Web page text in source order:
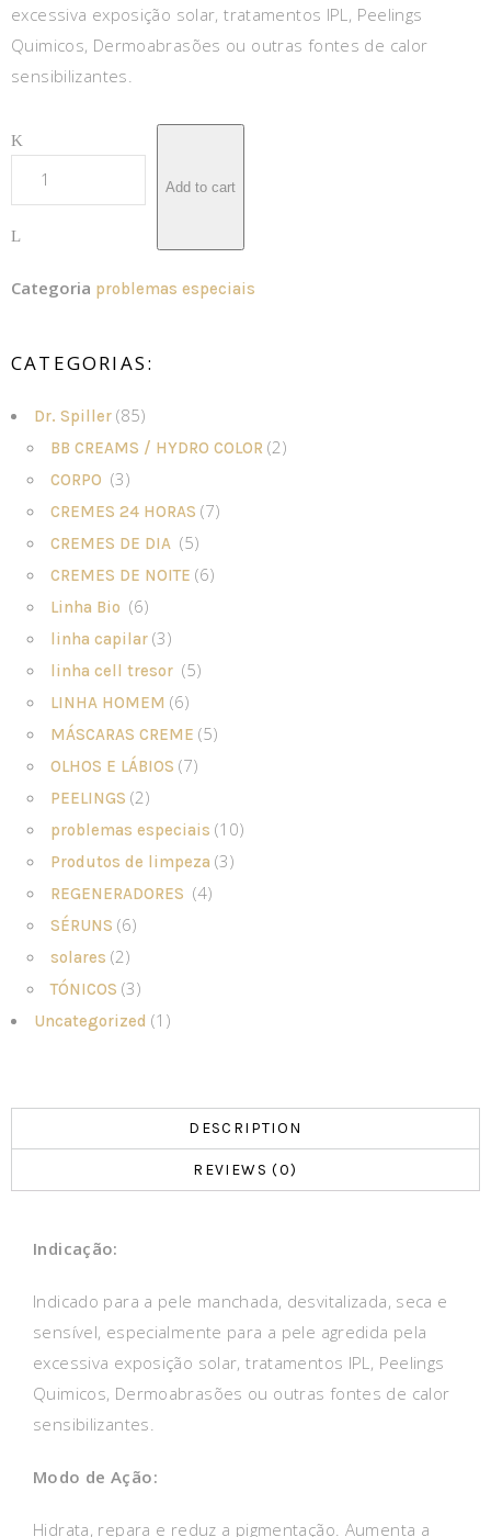
excessiva exposição solar, tratamentos IPL, Peelings
Quimicos, Dermoabrasões ou outras fontes de calor
sensibilizantes.
Add to cart
Categoria problemas especiais
CATEGORIAS:
Dr. Spiller (85)
BB CREAMS / HYDRO COLOR (2)
CORPO (3)
CREMES 24 HORAS (7)
CREMES DE DIA (5)
CREMES DE NOITE (6)
Linha Bio (6)
linha capilar (3)
linha cell tresor (5)
LINHA HOMEM (6)
MÁSCARAS CREME (5)
OLHOS E LÁBIOS (7)
PEELINGS (2)
problemas especiais (10)
Produtos de limpeza (3)
REGENERADORES (4)
SÉRUNS (6)
solares (2)
TÓNICOS (3)
Uncategorized (1)
DESCRIPTION
REVIEWS (0)
Indicação:
Indicado para a pele manchada, desvitalizada, seca e
sensível, especialmente para a pele agredida pela
excessiva exposição solar, tratamentos IPL, Peelings
Quimicos, Dermoabrasões ou outras fontes de calor
sensibilizantes.
Modo de Ação:
Hidrata, repara e reduz a pigmentação. Aumenta a